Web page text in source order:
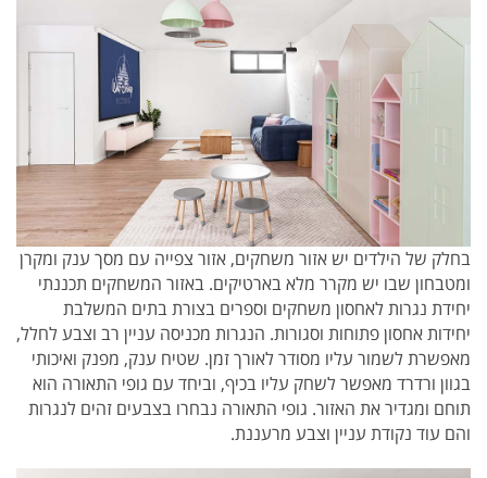
בחלק של הילדים יש אזור משחקים, אזור צפייה עם מסך ענק ומקרן
ומטבחון שבו יש מקרר מלא בארטיקים. באזור המשחקים תכננתי
יחידת נגרות לאחסון משחקים וספרים בצורת בתים המשלבת
יחידות אחסון פתוחות וסגורות. הנגרות מכניסה עניין רב וצבע לחלל,
מאפשרת לשמור עליו מסודר לאורך זמן. שטיח ענק, מפנק ואיכותי
בגוון ורדרד מאפשר לשחק עליו בכיף, וביחד עם גופי התאורה הוא
תוחם ומגדיר את האזור. גופי התאורה נבחרו בצבעים זהים לנגרות
והם עוד נקודת עניין וצבע מרעננת.